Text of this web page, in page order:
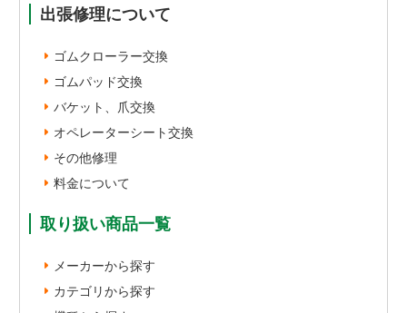
出張修理について
ゴムクローラー交換
ゴムパッド交換
バケット、爪交換
オペレーターシート交換
その他修理
料金について
取り扱い商品一覧
メーカーから探す
カテゴリから探す